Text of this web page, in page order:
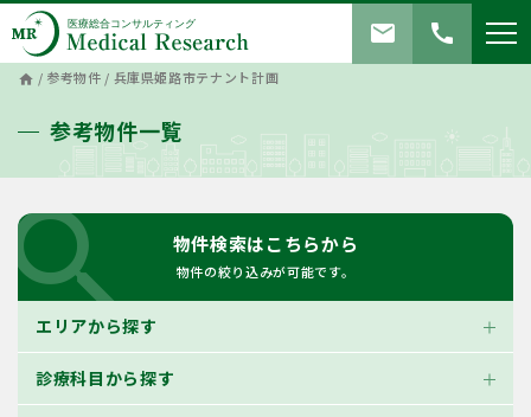
call
mail
home / 参考物件 / 兵庫県姫路市テナント計画
参考物件一覧
物件検索はこちらから
物件の絞り込みが可能です。
エリアから探す
診療科目から探す